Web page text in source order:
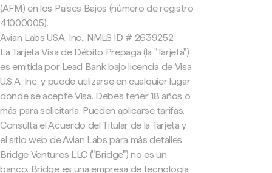
(AFM) en los Países Bajos (número de registro
41000005).
Avian Labs USA, Inc., NMLS ID # 2639252
La Tarjeta Visa de Débito Prepaga (la "Tarjeta")
es emitida por Lead Bank bajo licencia de Visa
U.S.A. Inc. y puede utilizarse en cualquier lugar
donde se acepte Visa. Debes tener 18 años o
más para solicitarla. Pueden aplicarse tarifas.
Consulta el Acuerdo del Titular de la Tarjeta y
el sitio web de Avian Labs para más detalles.
Bridge Ventures LLC ("Bridge") no es un
banco. Bridge es una empresa de tecnología